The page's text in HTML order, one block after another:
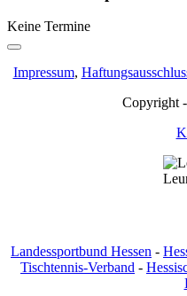
Keine Termine
Impressum,
Copyright
Landessportbund Hessen -
Tischtennis-Verband -